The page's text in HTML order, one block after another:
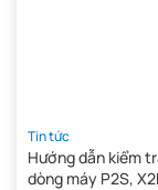
Tin tức
Hướng dẫn kiểm
dòng máy P2S,